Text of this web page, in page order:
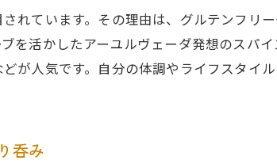
地消のカレーで味わう安心のひとり呑み
ユルヴェーダ発想のスパイス料理体験
食材とスパイス吞みでリフレッシュ
りとひとり呑みの意外な楽しさ
イス料理とカフェ空間の絶妙な組み合わせ
れています。その理由は、グルテンフリ
を活かしたアーユルヴェーダ発想のスパ
が人気です。自分の体調やライフスタイ
呑み